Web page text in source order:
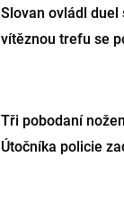
Slovan ovládl duel
vítěznou trefu se
Tři pobodaní
Útočníka policie